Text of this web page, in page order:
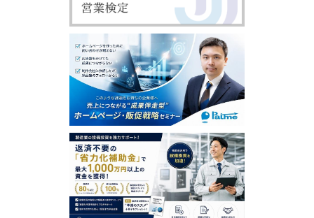
いかなる状況においても当社は、第三者を介したものも
含め、本ソフトウェアまたはサービスの利用者による使
用または誤用に対する責任を一切負いません。この責任
の制約は、当社が、そのような損害の可能性について通
告されていた場合であっても、それが保証、契約、故意
または無意識による不法行為、その他に基づいているか
どうかによらず、直接、間接、付随、結果的、特殊、懲
戒的および懲罰的損害賠償を回避するために適用されま
す。この責任の制約は、損害が、第三者を介したものも
含め、本ソフトウェアまたはサービスの使用または誤用
および依存の結果であるか、本ソフトウェアまたはサー
ビスを使用できないためか、本ソフトウェアまたはサー
ビスの中断、一時停止、終了のいずれかの結果かにかか
わらず、適用されます。この責任の制約は、権利侵害の
防止方法による本質的目的の不履行にかかわらず法律で